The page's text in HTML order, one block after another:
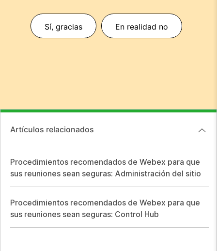
Sí, gracias En realidad no
Artículos relacionados
Procedimientos recomendados de Webex para que
sus reuniones sean seguras: Administración del sitio
Procedimientos recomendados de Webex para que
sus reuniones sean seguras: Control Hub